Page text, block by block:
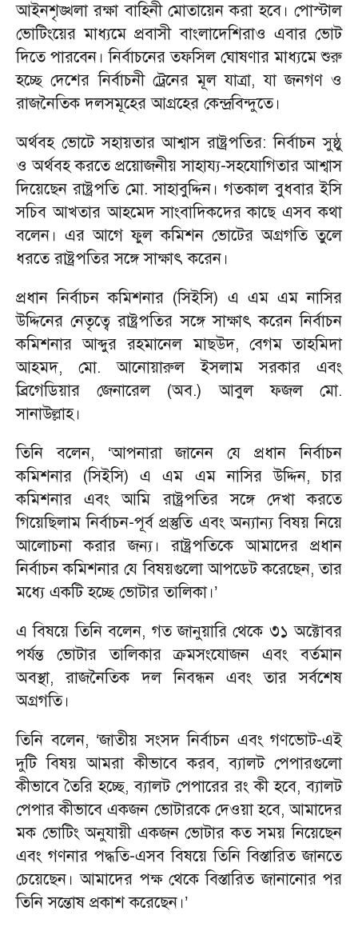
আইনশৃঙ্খলা রক্ষা বাহিনী মোতায়েন করা হবে। পোস্টাল
ভোটিংয়ের মাধ্যমে প্রবাসী বাংলাদেশিরাও এবার ভোট
দিতে পারবেন। নির্বাচনের তফসিল ঘোষণার মাধ্যমে শুরু
হচ্ছে দেশের নির্বাচনী ট্রেনের মূল যাত্রা, যা জনগণ ও
রাজনৈতিক দলসমূহের আগ্রহের কেন্দ্রবিন্দুতে।
অর্থবহ ভোটে সহায়তার আশ্বাস রাষ্ট্রপতির: নির্বাচন সুষ্ঠু
ও অর্থবহ করতে প্রয়োজনীয় সাহায্য-সহযোগিতার আশ্বাস
দিয়েছেন রাষ্ট্রপতি মো. সাহাবুদ্দিন। গতকাল বুধবার ইসি
সচিব আখতার আহমেদ সাংবাদিকদের কাছে এসব কথা
বলেন। এর আগে ফুল কমিশন ভোটের অগ্রগতি তুলে
ধরতে রাষ্ট্রপতির সঙ্গে সাক্ষাৎ করেন।
প্রধান নির্বাচন কমিশনার (সিইসি) এ এম এম নাসির
উদ্দিনের নেতৃত্বে রাষ্ট্রপতির সঙ্গে সাক্ষাৎ করেন নির্বাচন
কমিশনার আব্দুর রহমানেল মাছউদ, বেগম তাহমিদা
আহমদ, মো. আনোয়ারুল ইসলাম সরকার এবং
ব্রিগেডিয়ার জেনারেল (অব.) আবুল ফজল মো.
সানাউল্লাহ।
তিনি বলেন, ‘আপনারা জানেন যে প্রধান নির্বাচন
কমিশনার (সিইসি) এ এম এম নাসির উদ্দিন, চার
কমিশনার এবং আমি রাষ্ট্রপতির সঙ্গে দেখা করতে
গিয়েছিলাম নির্বাচন-পূর্ব প্রস্তুতি এবং অন্যান্য বিষয় নিয়ে
আলোচনা করার জন্য। রাষ্ট্রপতিকে আমাদের প্রধান
নির্বাচন কমিশনার যে বিষয়গুলো আপডেট করেছেন, তার
মধ্যে একটি হচ্ছে ভোটার তালিকা।’
এ বিষয়ে তিনি বলেন, গত জানুয়ারি থেকে ৩১ অক্টোবর
পর্যন্ত ভোটার তালিকার ক্রমসংযোজন এবং বর্তমান
অবস্থা, রাজনৈতিক দল নিবন্ধন এবং তার সর্বশেষ
অগ্রগতি।
তিনি বলেন, ‘জাতীয় সংসদ নির্বাচন এবং গণভোট-এই
দুটি বিষয় আমরা কীভাবে করব, ব্যালট পেপারগুলো
কীভাবে তৈরি হচ্ছে, ব্যালট পেপারের রং কী হবে, ব্যালট
পেপার কীভাবে একজন ভোটারকে দেওয়া হবে, আমাদের
মক ভোটিং অনুযায়ী একজন ভোটার কত সময় নিয়েছেন
এবং গণনার পদ্ধতি-এসব বিষয়ে তিনি বিস্তারিত জানতে
চেয়েছেন। আমাদের পক্ষ থেকে বিস্তারিত জানানোর পর
তিনি সন্তোষ প্রকাশ করেছেন।’